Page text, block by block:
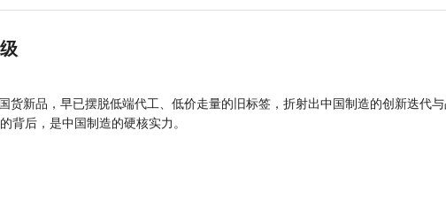
货新品，早已摆脱低端代工、低价走量的旧标签，折射出中国制造的创新迭代
背后，是中国制造的硬核实力。